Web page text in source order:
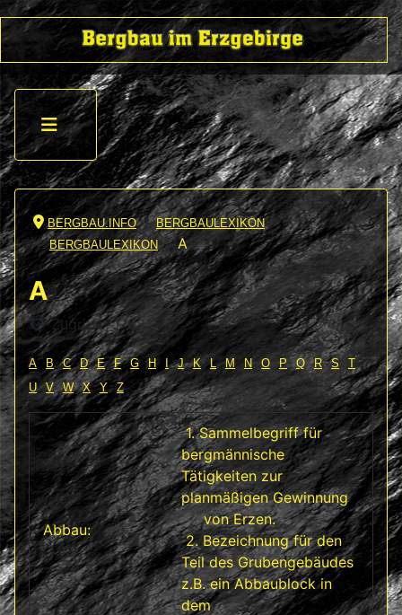
BERGBAU.INFO
BERGBAULEXIKON
BERGBAULEXIKON
A
A
DetailsZugriffe: 17581
A B C D E F G H I J K L M N O P Q R S
T
U
V W X Y Z
Abbau:
1. Sammelbegriff für
bergmännische
Tätigkeiten zur
planmäßigen Gewinnung
von Erzen.
2. Bezeichnung für den
Teil des Grubengebäudes
z.B. ein Abbaublock in
dem